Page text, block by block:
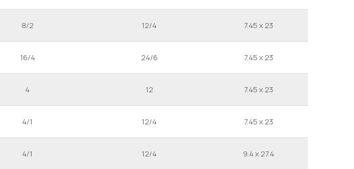
8/2 12/4 7.45 x 23
16/4 24/6 7.45 x 23
4 12 7.45 x 23
4/1 12/4 7.45 x 23
4/1 12/4 9.4 x 27.4